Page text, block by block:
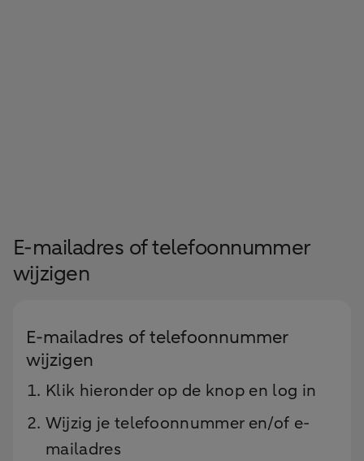
E-mailadres of telefoonnummer
wijzigen
E-mailadres of telefoonnummer
wijzigen
Klik hieronder op de knop en log in
Wijzig je telefoonnummer en/of e-
mailadres